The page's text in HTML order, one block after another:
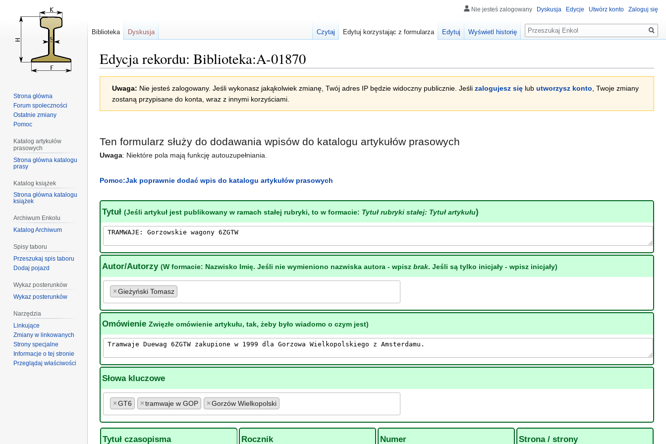
Edycja rekordu: Biblioteka:A-01870
nawigacji
wyszukiwania
Uwaga: Nie jesteś zalogowany. Jeśli wykonasz jakąkolwiek zmianę, Twój adres IP będzie widoczny publicznie. Jeśli zalogujesz się lub utworzysz konto, Twoje zmiany
zostaną przypisane do konta, wraz z innymi korzyściami.
Ten formularz służy do dodawania wpisów do katalogu artykułów prasowych
Uwaga: Niektóre pola mają funkcję autouzupełniania.
Pomoc:Jak poprawnie dodać wpis do katalogu artykułów prasowych
Tytuł (Jeśli artykuł jest publikowany w ramach stałej rubryki, to w formacie: Tytuł rubryki stałej: Tytuł artykułu)
Autor/Autorzy (W formacie: Nazwisko Imię. Jeśli nie wymieniono nazwiska autora - wpisz brak. Jeśli są tylko inicjały - wpisz inicjały)
×Gieżyński Tomasz
Omówienie Zwięzłe omówienie artykułu, tak, żeby było wiadomo o czym jest)
Słowa kluczowe
×GT6 ×tramwaje w GOP ×Gorzów Wielkopolski
Tytuł czasopisma Rocznik Numer Strona / strony
Nie jesteś zalogowany Dyskusja Edycje Utwórz konto Zaloguj się
Biblioteka Dyskusja Czytaj Edytuj korzystając z formularza Edytuj Wyświetl historię
Szukaj
Strona główna
Forum społeczności
Ostatnie zmiany
Pomoc
Katalog artykułów
prasowych
Strona główna katalogu
prasy
Katalog książek
Strona główna katalogu
książek
Archiwum Enkolu
Katalog Archiwum
Spisy taboru
Przeszukaj spis taboru
Dodaj pojazd
Wykaz posterunków
Wykaz posterunków
Narzędzia
Linkujące
Zmiany w linkowanych
Strony specjalne
Informacje o tej stronie
Przeglądaj właściwości